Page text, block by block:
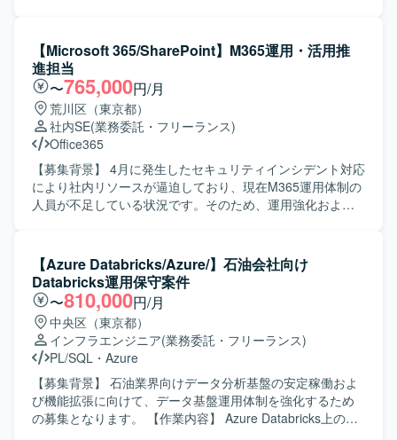
ーション力をお持ちの方が望ましいです。 【ポジションの
魅力】 大規模なカード決済関連プロジェクトに社員代替と
して深く関わることで、PMOとしての実行力と事業企画・
BPRの両面でスキルを高めていただけるポジションです。
クレジット・決済領域における多様なステークホルダーと
の協業経験を積むことで、今後のキャリアに活きるマネジ
メント経験を得ることができます。 【開発環境】 基幹シス
テムとしてERP／CRM／SFAなどの業務システム群を対象
としたプロジェクトとなります。
画に沿った進行を行い、開発スケジュールの策定および進
行管理、要件定義の整理および仕様調整、社内外ステーク
ホルダーとの折衝・調整、開発ベンダーのマネジメントを
行います。また、事業者側で実施する各種テストの管理、
リスク管理および課題管理、品質と納期を担保するための
各種推進業務を行っていただきます。 【求める人物像】 主
体的に課題を発見し、解決に向けて自走できる方を求めて
います。社内外のステークホルダーとの調整能力に長け、
スピード感を持ってプロジェクトを推進できる方、変化に
柔軟に対応しながらプロジェクトをリードしていただける
工程からリリースまで一貫して関われるポジションです。
複数のステークホルダーやベンダーを巻き込みながらプロ
ジェクトを推進する経験を積むことができ、IoTやロボティ
クス、AI関連の知見を深める機会があります。 【開発環
境】 Androidデバイスと連携する小型ロボットを対象とした
Web／アプリ系開発プロジェクト環境となります。
【Microsoft 365/SharePoint】M365運用・活用推
進担当
〜765,000円/月
荒川区（東京都）
社内SE(業務委託・フリーランス)
Office365
【募集背景】 4月に発生したセキュリティインシデント対応
により社内リソースが逼迫しており、現在M365運用体制の
人員が不足している状況です。そのため、運用強化および
365（Teams / SharePoint / OneDrive / Outlook 等）の運用
管理および活用推進を担当していただきます。具体的に
は、SharePointのサイト設計、権限管理、ポリシー策定、
M365全体の利用ルール・ガイドライン整備、ユーザー向け
の活用支援（教育・問い合わせ対応）などを行っていただ
きます。単なる運用に留まらず、全社的な活用を推進する
旗振り役としての役割を担っていただきます。 【求める人
物像】 ユーザー部門と円滑にコミュニケーションを取りな
がら、M365の活用を主体的にリードしていただける方を求
めております。業務や運用ルールの背景を理解しつつ、利
【Azure Databricks/Azure/】石油会社向け
Databricks運用保守案件
〜810,000円/月
中央区（東京都）
インフラエンジニア(業務委託・フリーランス)
PL/SQL ・ Azure
【募集背景】 石油業界向けデータ分析基盤の安定稼働およ
び機能拡張に向けて、データ基盤運用体制を強化するため
の募集となります。 【作業内容】 Azure Databricks上の